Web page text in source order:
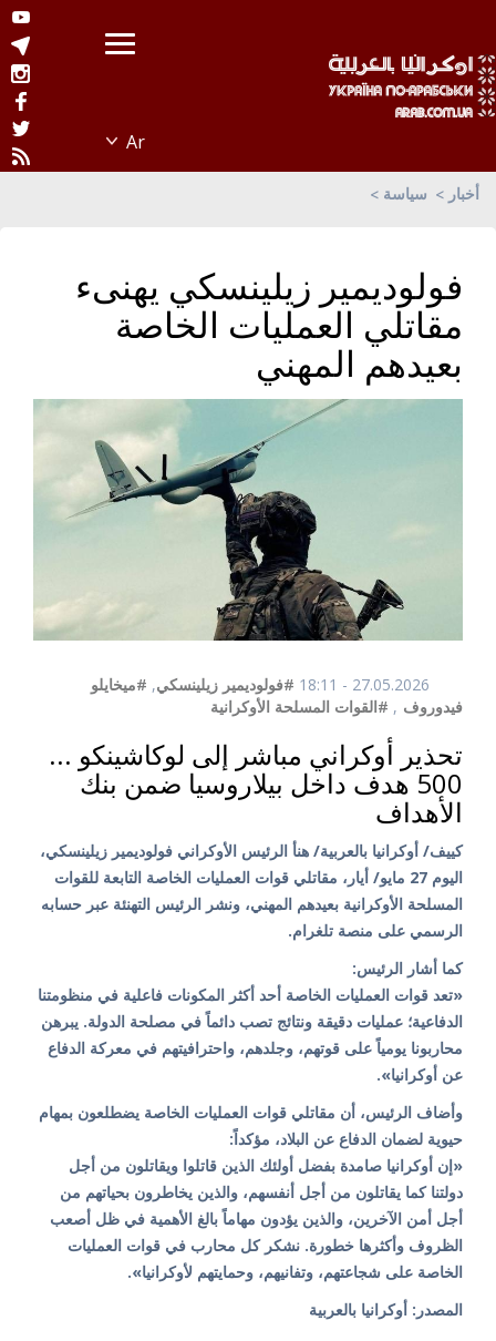
أخبار سياسة
فولوديمير زيلينسكي يهنىء
مقاتلي العمليات الخاصة
بعيدهم المهني
27.05.2026 - 18:11 #فولوديمير زيلينسكي, #ميخايلو
فيدوروف , #القوات المسلحة الأوكرانية
تحذير أوكراني مباشر إلى لوكاشينكو ...
500 هدف داخل بيلاروسيا ضمن بنك
الأهداف
كييف/ أوكرانيا بالعربية/ هنأ الرئيس الأوكراني فولوديمير زيلينسكي،
اليوم 27 مايو/ أيار، مقاتلي قوات العمليات الخاصة التابعة للقوات
المسلحة الأوكرانية بعيدهم المهني، ونشر الرئيس التهنئة عبر حسابه
الرسمي على منصة تلغرام.
كما أشار الرئيس:
«تعد قوات العمليات الخاصة أحد أكثر المكونات فاعلية في منظومتنا
الدفاعية؛ عمليات دقيقة ونتائج تصب دائماً في مصلحة الدولة. يبرهن
محاربونا يومياً على قوتهم، وجلدهم، واحترافيتهم في معركة الدفاع
عن أوكرانيا».
وأضاف الرئيس، أن مقاتلي قوات العمليات الخاصة يضطلعون بمهام
حيوية لضمان الدفاع عن البلاد، مؤكداً:
«إن أوكرانيا صامدة بفضل أولئك الذين قاتلوا ويقاتلون من أجل
دولتنا كما يقاتلون من أجل أنفسهم، والذين يخاطرون بحياتهم من
أجل أمن الآخرين، والذين يؤدون مهاماً بالغ الأهمية في ظل أصعب
الظروف وأكثرها خطورة. نشكر كل محارب في قوات العمليات
الخاصة على شجاعتهم، وتفانيهم، وحمايتهم لأوكرانيا».
المصدر: أوكرانيا بالعربية